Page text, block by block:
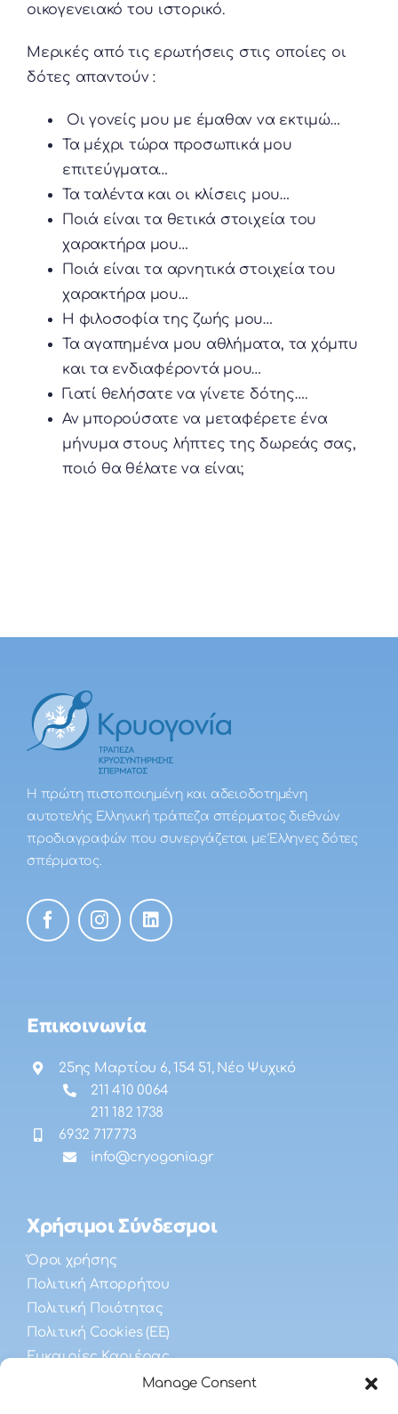
Manage Consent
οικογενειακό του ιστορικό.
Μερικές από τις ερωτήσεις στις οποίες οι
δότες απαντούν :
Οι γονείς μου με έμαθαν να εκτιμώ…
Τα μέχρι τώρα προσωπικά μου
επιτεύγματα…
Τα ταλέντα και οι κλίσεις μου…
Ποιά είναι τα θετικά στοιχεία του
χαρακτήρα μου…
Ποιά είναι τα αρνητικά στοιχεία του
χαρακτήρα μου…
Η φιλοσοφία της ζωής μου…
Τα αγαπημένα μου αθλήματα, τα χόμπυ
και τα ενδιαφέροντά μου…
Γιατί θελήσατε να γίνετε δότης….
Αν μπορούσατε να μεταφέρετε ένα
μήνυμα στους λήπτες της δωρεάς σας,
ποιό θα θέλατε να είναι;
Η πρώτη πιστοποιημένη και αδειοδοτημένη
αυτοτελής Ελληνική τράπεζα σπέρματος διεθνών
προδιαγραφών που συνεργάζεται με Έλληνες δότες
σπέρματος.
Επικοινωνία
25ης Μαρτίου 6, 154 51, Νέο Ψυχικό
211 410 0064
211 182 1738
6932 717773
info@cryogonia.gr
Χρήσιμοι Σύνδεσμοι
Όροι χρήσης
Πολιτική Απορρήτου
Πολιτική Ποιότητας
Πολιτική Cookies (ΕΕ)
Ευκαιρίες Καριέρας